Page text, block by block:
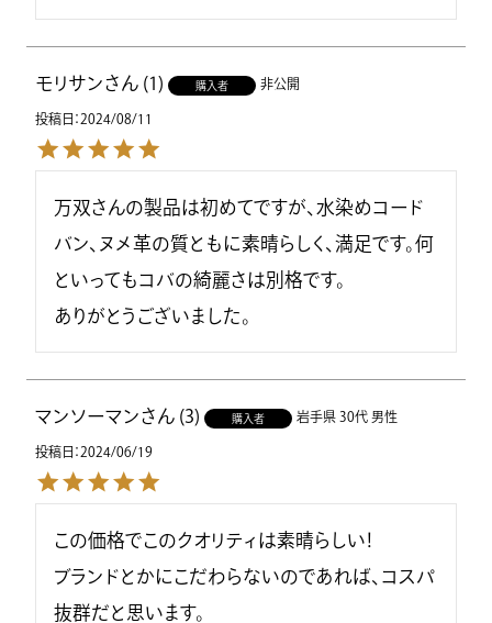
モリサン 1 購入者 非公開
投稿日 2024/08/11
万双さんの製品は初めてですが、水染めコード
バン、ヌメ革の質ともに素晴らしく、満足です。何
といってもコバの綺麗さは別格です。
ありがとうございました。
マンソーマン 3 購入者 岩手県 30代 男性
投稿日 2024/06/19
この価格でこのクオリティは素晴らしい！
ブランドとかにこだわらないのであれば、コスパ
抜群だと思います。